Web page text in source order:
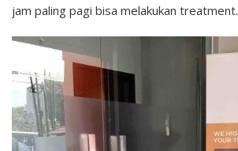
jam paling pagi bisa melakukan treatment.